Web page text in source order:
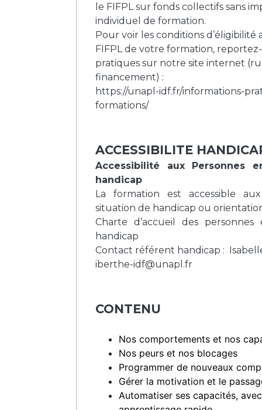
le FIFPL sur fonds collectifs sans
individuel de formation.
Pour voir les conditions
FIFPL de votre formation,
pratiques sur notre site internet
financement) :
https://unapl-idf.fr/informations-
formations/
ACCESSIBILITE
Accessibilité aux Personnes
handicap
La formation est accessible
situation de handicap ou
Charte d’accueil des
handicap
Contact référent handicap :
iberthe-idf@unapl.fr
CONTENU
Nos comportements et nos
Nos peurs et nos blocages
Programmer de nouveaux
Gérer la motivation et le
Automatiser ses capacités,